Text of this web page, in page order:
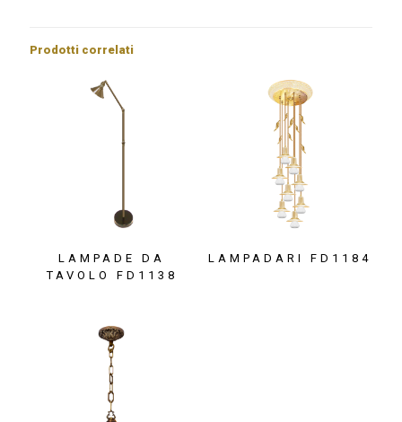
Prodotti correlati
LAMPADE DA
TAVOLO FD1138
LAMPADARI FD1184